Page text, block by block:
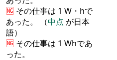
🆖 その仕事は 1 W・hで
あった。 （中点 が日本
語）
🆖 その仕事は 1 Whであ
った。